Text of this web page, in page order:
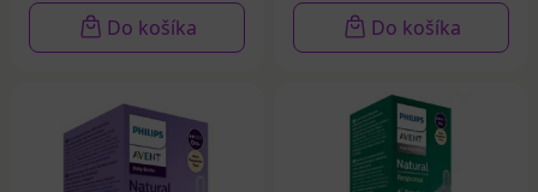
Do košíka Do košíka